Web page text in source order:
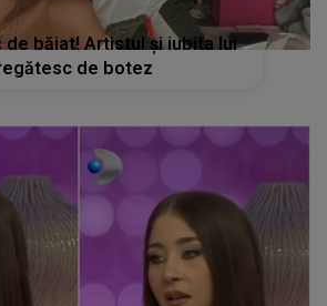
băiat! Artistul și iubita lui
de botez